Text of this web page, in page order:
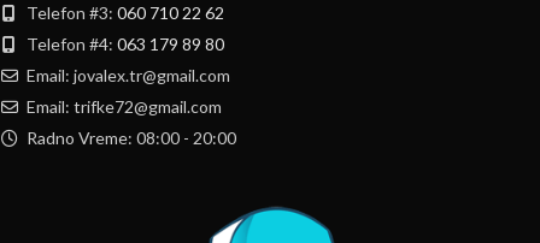
Telefon #3: 060 710 22 62
Telefon #4: 063 179 89 80
Email: jovalex.tr@gmail.com
Email: trifke72@gmail.com
Radno Vreme: 08:00 - 20:00